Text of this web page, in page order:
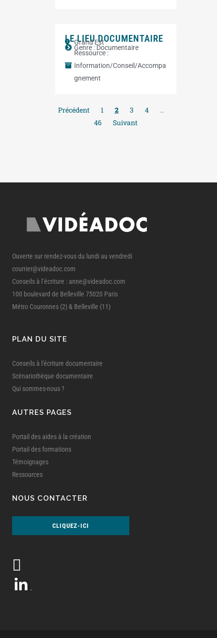
LE LIEU DOCUMENTAIRE
Grand Est
Genre : Documentaire
Ressource :
Information/Conseil/Accompa
gnement
Précédent 1 2 3 4
…
46
Suivant
Ouverte sur rendez-vous du lundi au vendredi
courrier@videadoc.com
Conseils à l’écriture : anne@videadoc.com
100 boulevard de Belleville 75020 Paris
Métro Couronnes (2) & Belleville (11)
PLAN DU SITE
Conseils à l'écriture documentaire
Scénariothèque documentaire
Qui sommes-nous ?
AUTRES PAGES
Portail des aides à la création
Portail des formations
Témoignages
Ressources
NOUS CONTACTER
CLIQUEZ-ICI